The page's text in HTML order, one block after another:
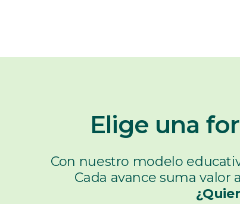
Elige una
Con nuestro modelo
Cada avance suma valor